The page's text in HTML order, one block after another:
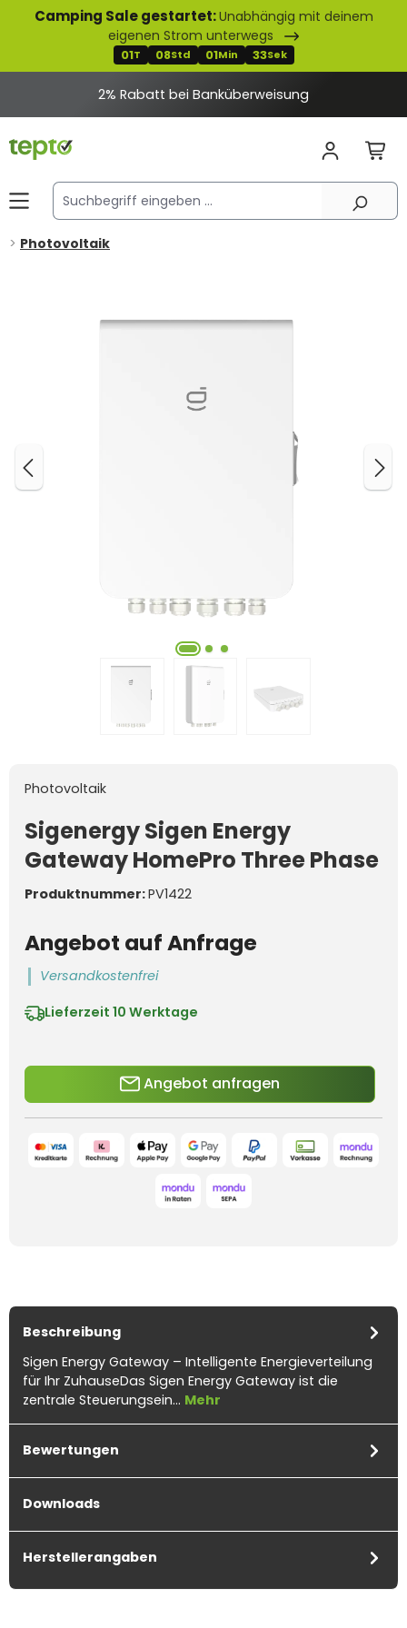
springen
Camping Sale gestartet:Unabhängig mit deinem
eigenen Strom unterwegs
01T 08Std 01Min 33Sek
2% Rabatt bei Banküberweisung
Photovoltaik
Photovoltaik
Sigenergy Sigen Energy
Gateway HomePro Three Phase
Produktnummer:PV1422
Angebot auf Anfrage
Versandkostenfrei
Lieferzeit 10 Werktage
Angebot anfragen
Beschreibung
Sigen Energy Gateway – Intelligente Energieverteilung
für Ihr ZuhauseDas Sigen Energy Gateway ist die
zentrale Steuerungsein… Mehr
Bewertungen
Downloads
Herstellerangaben